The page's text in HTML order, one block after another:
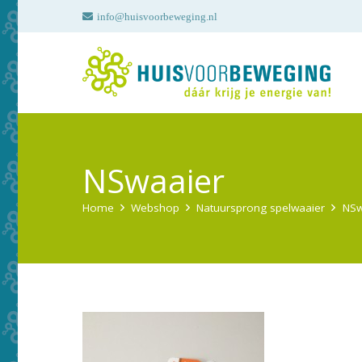
info@huisvoorbeweging.nl
NSwaaier
Home Webshop Natuursprong spelwaaier